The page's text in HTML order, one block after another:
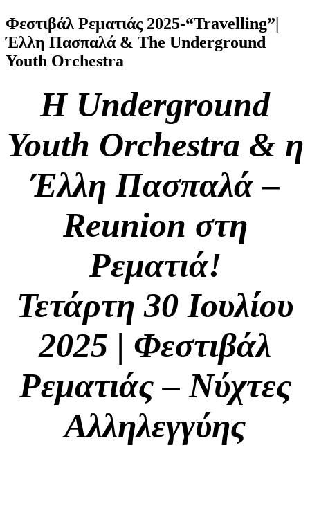
Φεστιβάλ Ρεματιάς 2025-“Travelling”|
Έλλη Πασπαλά & The Underground
Youth Orchestra
Η Underground
Youth Orchestra & η
Έλλη Πασπαλά –
Reunion στη
Ρεματιά!
Τετάρτη 30 Ιουλίου
2025 | Φεστιβάλ
Ρεματιάς – Νύχτες
Αλληλεγγύης